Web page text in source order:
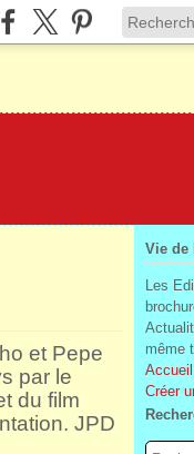
et Pepe
par le
du film
JPD
Vie de
Les
même
Créer